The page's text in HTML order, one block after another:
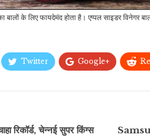
के लिए फायदेमंद होता है। एप्पल साइडर विनेगर
Twitter Google+
रिकॉर्ड, चेन्नई सुपर किंग्स
Home Loan का
अप्रूवल चाहते हैं झटपट! आज